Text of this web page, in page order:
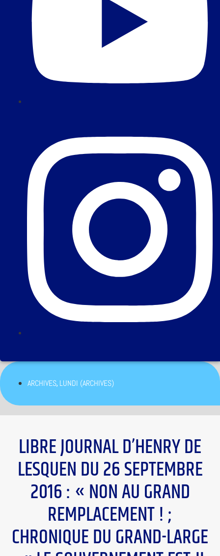
ARCHIVES,LUNDI (ARCHIVES)
LIBRE JOURNAL D’HENRY DE
LESQUEN DU 26 SEPTEMBRE
2016 : « NON AU GRAND
REMPLACEMENT ! ;
CHRONIQUE DU GRAND-LARGE